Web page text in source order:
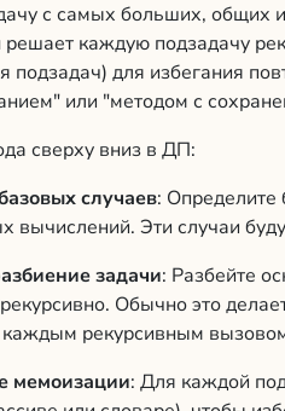
с самых больших, общих
решает каждую подзадачу
подзадач) для избегания
или "методом с
сверху вниз в ДП:
случаев: Определите
вычислений. Эти случаи
задачи: Разбейте
Обычно это
рекурсивным
мемоизации: Для каждой